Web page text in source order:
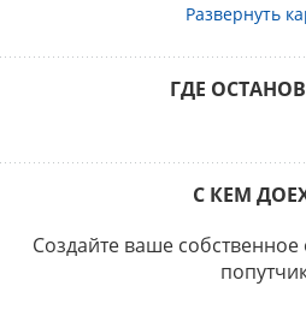
Ольга Раннамяги – 9 группа
Принимаются пожелания!
Согласно Выставочному
оставляют за собой право
Стоимость целевого выставочного
Развернуть
ГДЕ
С КЕМ
Создайте ваше